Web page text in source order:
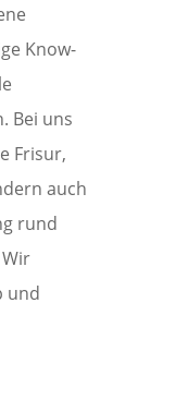
Know-
Bei uns
Frisur,
auch
rund
und